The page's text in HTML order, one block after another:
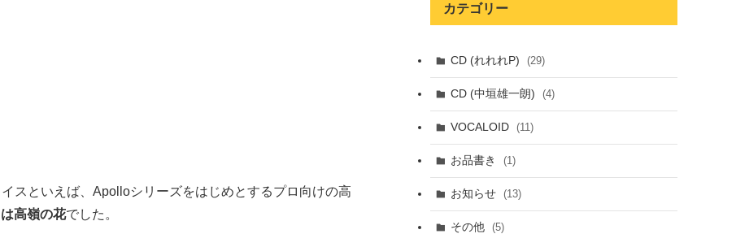
スといえば、Apolloシリーズをはじめとするプロ向けの高
高嶺の花でした。
カテゴリー
CD (れれれP) (29)
CD (中垣雄一朗) (4)
VOCALOID (11)
お品書き (1)
お知らせ (13)
その他 (5)